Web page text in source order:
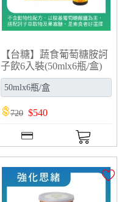
【台糖】蔬食葡萄糖胺訶
子飲6入裝(50mlx6瓶/盒)
(672706)
720 $540